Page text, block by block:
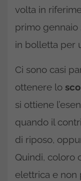
volta in
primo gennaio
in bolletta per
Ci sono casi
ottenere lo
si ottiene
quando il
di riposo,
Quindi, coloro
elettrica e non